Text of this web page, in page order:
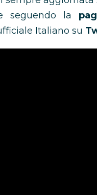
seguendo la
Italiano su